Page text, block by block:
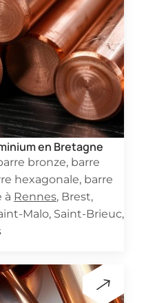
en Bretagne
bronze, barre
hexagonale, barre
à Rennes, Brest,
Malo, Saint-Brieuc,